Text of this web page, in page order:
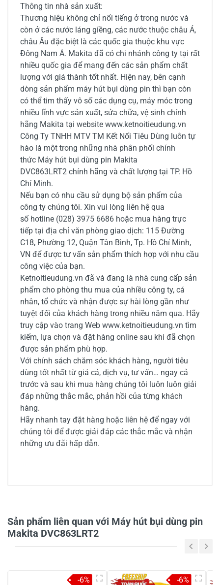
Thông tin nhà sản xuất:
Thương hiệu không chỉ nổi tiếng ở trong nước và
còn ở các nước láng giềng, các nước thuộc châu Á,
châu Âu đặc biệt là các quốc gia thuộc khu vực
Đông Nam Á. Makita đã có chi nhánh công ty tại rất
nhiều quốc gia để mang đến các sản phẩm chất
lượng với giá thành tốt nhất. Hiện nay, bên cạnh
dòng sản phẩm máy hút bụi dùng pin thì bạn còn
có thể tim thấy vô số các dụng cụ, máy móc trong
nhiều lĩnh vực sản xuất, sửa chữa, vệ sinh chính
hãng Makita tại website www.ketnoitieudung.vn
Công Ty TNHH MTV TM Kết Nối Tiêu Dùng luôn tự
hào là một trong những nhà phân phối chính
thức Máy hút bụi dùng pin Makita
DVC863LRT2 chính hãng và chất lượng tại TP. Hồ
Chí Minh.
Nếu bạn có nhu cầu sử dụng bộ sản phẩm của
công ty chúng tôi. Xin vui lòng liên hệ qua
số hotline (028) 3975 6686 hoặc mua hàng trực
tiếp tại địa chỉ văn phòng giao dịch: 115 Đường
C18, Phường 12, Quận Tân Bình, Tp. Hồ Chí Minh,
VN để được tư vấn sản phẩm thích hợp với nhu cầu
công việc của bạn.
Ketnoitieudung.vn đã và đang là nhà cung cấp sản
phẩm cho phòng thu mua của nhiều công ty, cá
nhân, tổ chức và nhận được sự hài lòng gần như
tuyệt đối của khách hàng trong nhiều năm qua. Hãy
truy cập vào trang Web www.ketnoitieudung.vn tìm
kiếm, lựa chọn và đặt hàng online sau khi đã chọn
được sản phẩm phù hợp.
Với chính sách chăm sóc khách hàng, người tiêu
dùng tốt nhất từ giá cả, dịch vụ, tư vấn… ngay cả
trước và sau khi mua hàng chúng tôi luôn luôn giải
đáp những thắc mắc, phản hồi của từng khách
hàng.
Hãy nhanh tay đặt hàng hoặc liên hệ để ngay với
chúng tôi để được giải đáp các thắc mắc và nhận
những ưu đãi hấp dẫn.
Sản phẩm liên quan với Máy hút bụi dùng pin
Makita DVC863LRT2
-6% -6%